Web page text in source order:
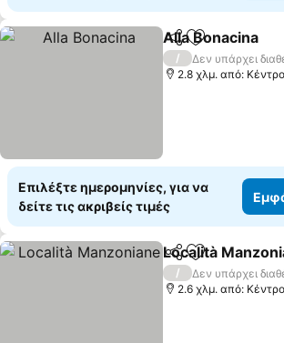
Κοινοποίηση
Προσθήκη
Alla Bonacina
/
Δεν υπάρχει
2.8 χλμ. από:
Επιλέξτε ημερομηνίες, για να
δείτε τις ακριβείς τιμές
Κοινοποίηση
Προσθήκη
Località
/
Δεν υπάρχει
2.6 χλμ. από: